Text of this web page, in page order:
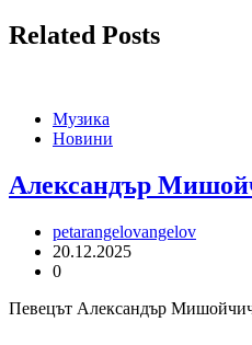
Related Posts
Музика
Новини
Александър
petarangelovangelov
20.12.2025
0
Певецът Александър Мишойчич,